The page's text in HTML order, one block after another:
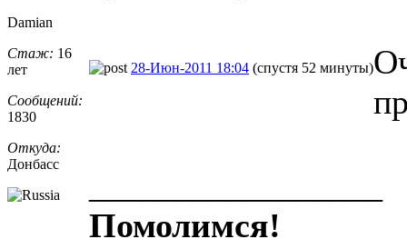
Damian
Стаж: 16
лет
Сообщений:
1830
Откуда:
Донбасс
28-Июн-2011 18:04 (спустя 52 минуты)
Помолимся!